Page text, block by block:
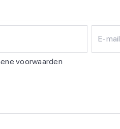
E-mail
voorwaarden